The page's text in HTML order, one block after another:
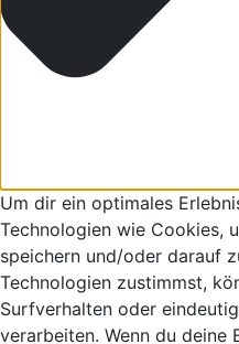
Um dir ein optimales
Technologien wie Cookies,
speichern und/oder darauf
Technologien zustimmst,
Surfverhalten oder
verarbeiten. Wenn du